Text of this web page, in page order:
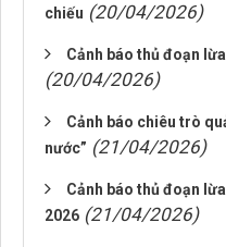
chiếu (20/04/2026)
Cảnh báo thủ đoạn
(20/04/2026)
Cảnh báo chiêu trò
nước” (21/04/2026)
Cảnh báo thủ đoạn
2026 (21/04/2026)